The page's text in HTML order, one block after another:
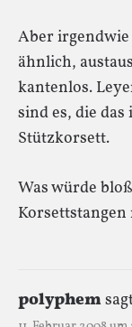
Aber irgendwie
ähnlich,
kantenlos.
sind es, die
Stützkorsett.
Was würde
polyphem